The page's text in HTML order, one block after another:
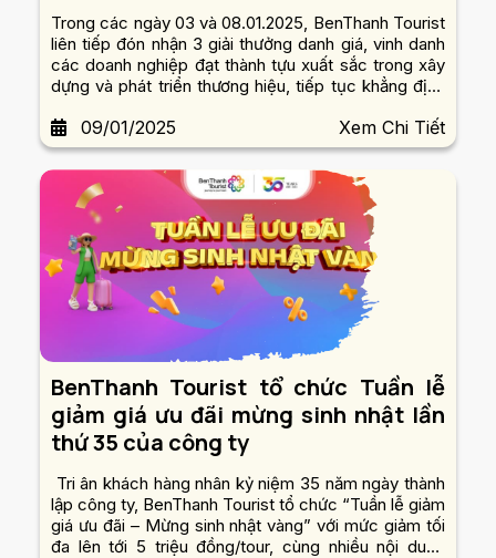
Trong các ngày 03 và 08.01.2025, BenThanh Tourist
liên tiếp đón nhận 3 giải thưởng danh giá, vinh danh
các doanh nghiệp đạt thành tựu xuất sắc trong xây
dựng và phát triển thương hiệu, tiếp tục khẳng định
09/01/2025 Xem Chi Tiết
BenThanh Tourist tổ chức Tuần lễ
giảm giá ưu đãi mừng sinh nhật lần
thứ 35 của công ty
Tri ân khách hàng nhân kỷ niệm 35 năm ngày thành
lập công ty, BenThanh Tourist tổ chức “Tuần lễ giảm
giá ưu đãi – Mừng sinh nhật vàng” với mức giảm tối
đa lên tới 5 triệu đồng/tour, cùng nhiều nội dung